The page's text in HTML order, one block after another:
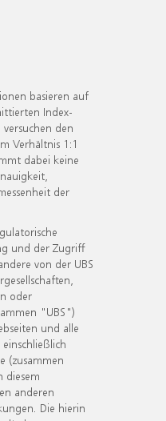
basieren auf
Index-
den
Verhältnis 1:1
dabei keine
der
und der Zugriff
von der UBS
oder
"UBS")
und alle
(zusammen
diesem
anderen
Die hierin